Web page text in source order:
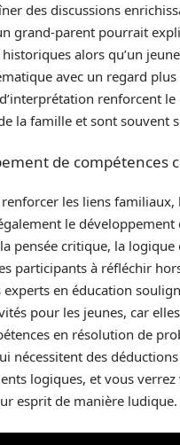
des discussions
grand-parent pourrait
historiques alors qu’un
avec un regard
renforcent le
la famille et sont souvent
de compétences
renforcer les liens familiaux,
le développement
pensée critique, la logique
participants à réfléchir
experts en éducation
pour les jeunes, car
en résolution de
nécessitent des
logiques, et vous verrez
esprit de manière ludique.